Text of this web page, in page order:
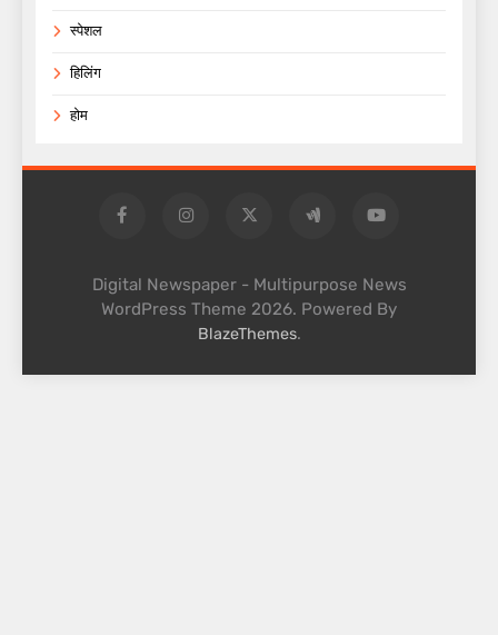
स्पेशल
हिलिंग
होम
Digital Newspaper - Multipurpose News
WordPress Theme 2026. Powered By
BlazeThemes.